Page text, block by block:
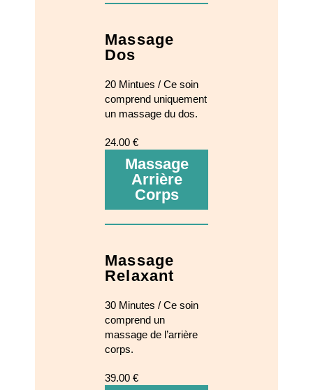
Massage
Dos
20 Mintues / Ce soin
comprend uniquement
un massage du dos.
24.00 €
Massage
Arrière
Corps
Massage
Relaxant
30 Minutes / Ce soin
comprend un
massage de l’arrière
corps.
39.00 €